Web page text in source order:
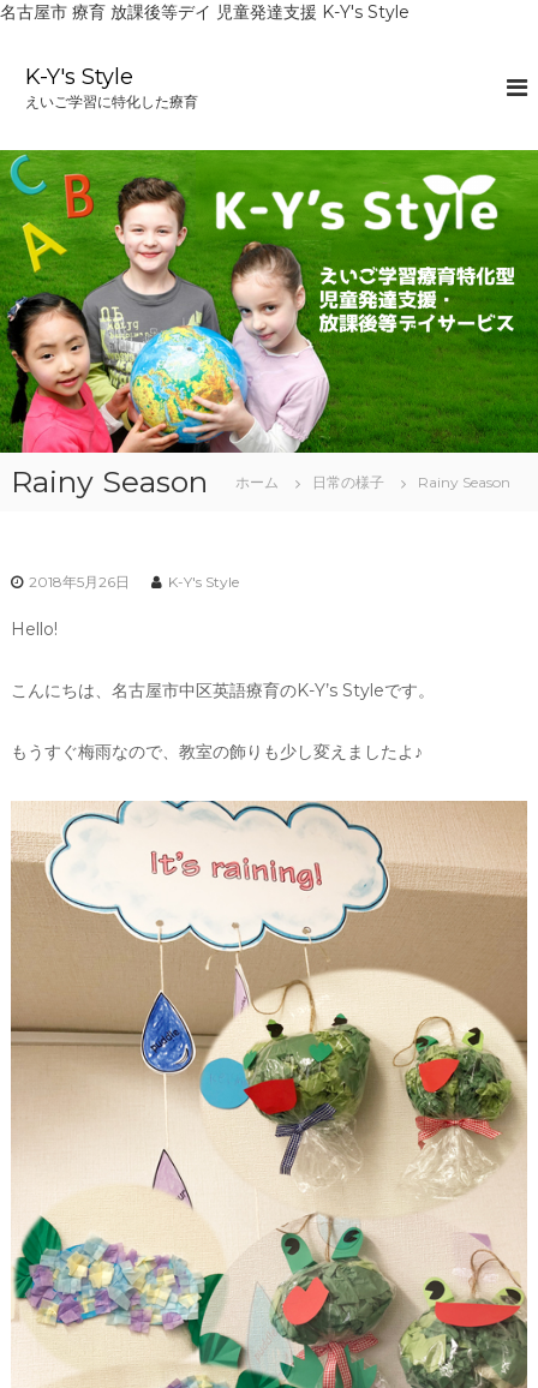
名古屋市 療育 放課後等デイ 児童発達支援 K-Y's Style
へ
ス
キ
ッ
プ
K-Y's Style
えいご学習に特化した療育
Rainy Season ホーム 日常の様子 Rainy Season
2018年5月26日 K-Y's Style
Hello!
こんにちは、名古屋市中区英語療育のK-Y’s Styleです。
もうすぐ梅雨なので、教室の飾りも少し変えましたよ♪